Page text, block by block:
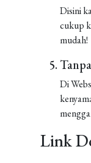
Disini
cukup
mudah!
Di
Link